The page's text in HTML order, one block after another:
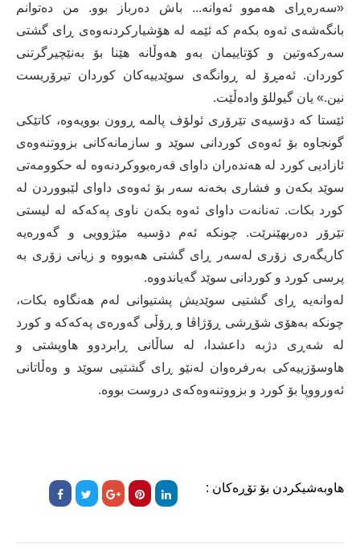
«سه‌ره‌ڕای هه‌موو ئه‌وانه‌... باش ده‌رباز بوو. من ده‌توانم
بانگه‌شه‌ی ئه‌وه‌ بكه‌م كه‌ ئێمه‌ له‌ هۆشیاركردنه‌وه‌ی ڕای گشتی
سه‌ركه‌وتین و كۆتاییمان به‌و هه‌وڵانه‌ هێنا بۆ به‌نێچیرگرتنی
كوردان. ئه‌مڕۆ له‌ ڕوانگه‌ی سوێدییه‌كان كوردان تیرۆریست
نین.» یان گیوللۆ واده‌ڵێت.
ئێستا كه‌ دۆسیه‌ی تێرۆری ئولۆف پالمه‌ ڕوون بوویه‌وه‌، كاتێكی
گونجاوه‌ بۆ ئه‌وه‌ی كوردانی سوێد و سازمانه‌كانی بزووتنه‌وه‌ی
ئازادیی كورد له‌ هه‌نده‌ران داوای قه‌ره‌بووكردنه‌وه‌ له‌ حكوومه‌تی
سوێد بكه‌ن و فشاری بخه‌نه‌ سه‌ر بۆ ئه‌وه‌ی داوای لێبووردن له‌
كورد بكات. ته‌نانه‌ت داوای ئه‌وه‌ بكه‌ن ناوی په‌كه‌كه‌ له‌ لیستی
تێرۆر ده‌ربهێنرێت. چونكه‌ ئه‌م دۆسیه‌ مێژوویی و گه‌وره‌یه‌
كاریگه‌ری زۆری له‌سه‌ر ڕای گشتی هه‌بووه‌ و زیانی زۆری به‌
پرسی كورد و كوردانی سوێد گه‌یاندووه‌.
له‌وانه‌یه‌ ڕای گشتیی سوێدیش پشتیوانی له‌م هه‌نگاوه‌ بكات،
چونكه‌ به‌هۆی شۆڕشی ڕۆژاڤا و ڕۆڵی گه‌وره‌ی په‌كه‌كه‌ و كورد
له‌ شه‌ڕی دژبه‌ داعشدا، له‌ ساڵانی ڕابردوو هاوپشتی و
هاوسۆزییه‌كی به‌رفره‌وان له‌نێو ڕای گشتیی سوێد و وه‌ڵاتانی
ئه‌ورووپا بۆ كورد و بزووتنه‌وه‌كه‌ی دروست بووه‌.
هاوبەشیکردن بۆ تۆڕەکان :